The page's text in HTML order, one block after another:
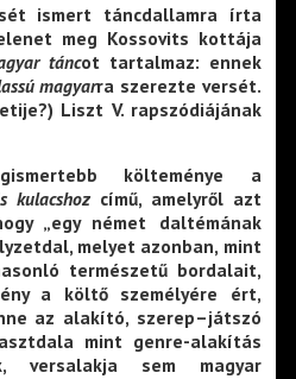
ismert táncdallamra írta
meg Kossovits kottája
táncot tartalmaz: ennek
magyarra szerezte versét.
Liszt V. rapszódiájának
költeménye a
kulacshozcímű, amelyről azt
„egy német daltémának
melyet azonban, mint
természetű bordalait,
a költő személyére ért,
az alakító, szerep–játszó
mint genre-alakítás
versalakja sem magyar